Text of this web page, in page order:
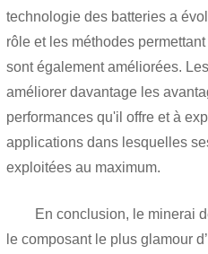
technologie des batteries a
rôle et les méthodes
sont également améliorées.
améliorer davantage les
performances qu'il offre et à
applications dans lesquelles
exploitées au maximum.
En conclusion, le minerai
le composant le plus glamour